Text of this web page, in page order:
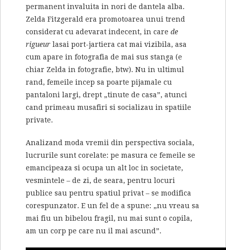
permanent invaluita in nori de dantela alba.
Zelda Fitzgerald era promotoarea unui trend
considerat cu adevarat indecent, in care de
rigueur lasai port-jartiera cat mai vizibila, asa
cum apare in fotografia de mai sus stanga (e
chiar Zelda in fotografie, btw). Nu in ultimul
rand, femeile incep sa poarte pijamale cu
pantaloni largi, drept „tinute de casa”, atunci
cand primeau musafiri si socializau in spatiile
private.
Analizand moda vremii din perspectiva sociala,
lucrurile sunt corelate: pe masura ce femeile se
emancipeaza si ocupa un alt loc in societate,
vesmintele – de zi, de seara, pentru locuri
publice sau pentru spatiul privat – se modifica
corespunzator. E un fel de a spune: „nu vreau sa
mai fiu un bibelou fragil, nu mai sunt o copila,
am un corp pe care nu il mai ascund”.